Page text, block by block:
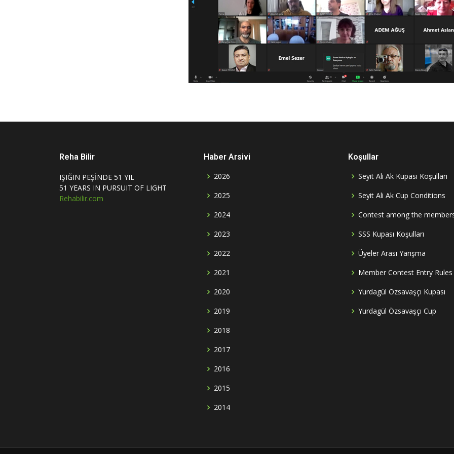
Reha Bilir
IŞIĞIN PEŞİNDE 51 YIL
51 YEARS IN PURSUIT OF LIGHT
Rehabilir.com
Haber Arsivi
2026
2025
2024
2023
2022
2021
2020
2019
2018
2017
2016
2015
2014
Koşullar
Seyit Ali Ak Kupası Koşulları
Seyit Ali Ak Cup Conditions
Contest among the
SSS Kupası Koşulları
Üyeler Arası Yarışma
Member Contest Entry Rules
Yurdagül Özsavaşçı Kupası
Yurdagül Özsavaşçı Cup